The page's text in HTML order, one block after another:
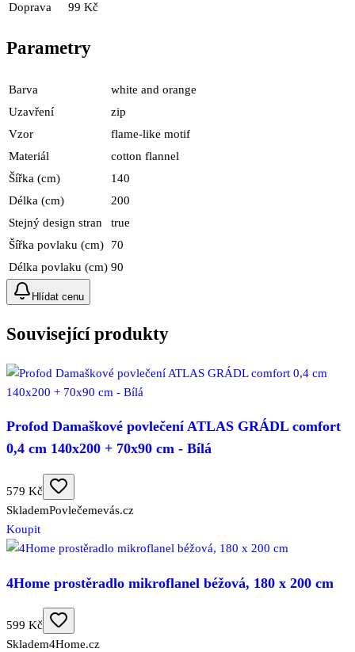
Doprava
99 Kč
Parametry
Barva
white and orange
Uzavření
zip
Vzor
flame-like motif
Materiál
cotton flannel
Šířka (cm)
140
Délka (cm)
200
Stejný design stran
true
Šířka povlaku (cm)
70
Délka povlaku (cm) 90
Hlídat cenu
Související produkty
Profod Damaškové povlečení ATLAS GRÁDL comfort
0,4 cm 140x200 + 70x90 cm - Bílá
579 Kč
SklademPovlečemevás.cz
Koupit
4Home prostěradlo mikroflanel béžová, 180 x 200 cm
599 Kč
Skladem4Home.cz